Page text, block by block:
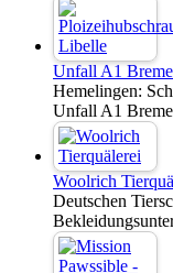
Unfall A1
Hemelingen:
Unfall A1
Woolrich
Deutschen